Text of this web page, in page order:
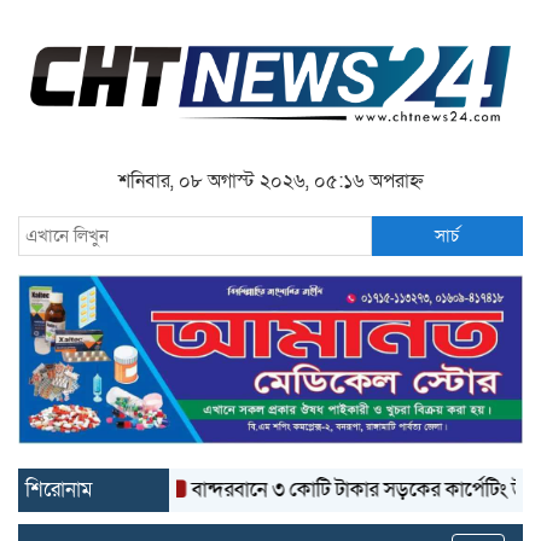
শনিবার, ০৮ অগাস্ট ২০২৬, ০৫:১৬ অপরাহ্ন
সার্চ
শিরোনাম বান্দরবানে ৩ কোটি টাকার সড়কের কার্পেটিং উঠে যাচ্ছে